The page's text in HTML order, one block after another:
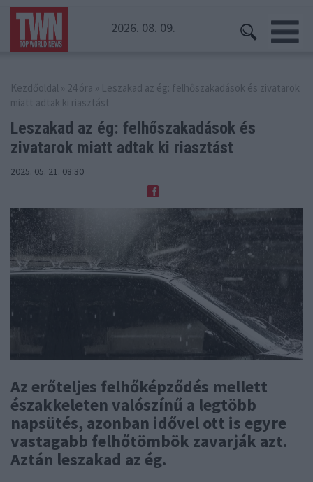
2026. 08. 09.
Kezdőoldal » 24 óra » Leszakad az ég: felhőszakadások és zivatarok
miatt adtak ki riasztást
Leszakad az ég: felhőszakadások és
zivatarok miatt adtak ki riasztást
2025. 05. 21. 08:30
Az erőteljes felhőképződés mellett
északkeleten valószínű a legtöbb
napsütés, azonban idővel ott is egyre
vastagabb felhőtömbök zavarják azt.
Aztán leszakad az ég.